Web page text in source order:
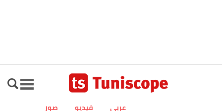
صور فيديو عربي